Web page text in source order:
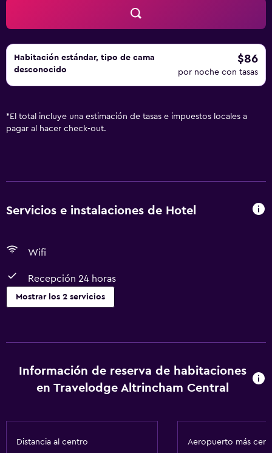
Habitación estándar, tipo de cama
desconocido
$86
por noche con tasas
* El total incluye una estimación de tasas e impuestos locales a
pagar al hacer check-out.
Servicios e instalaciones de Hotel
Wifi
Recepción 24 horas
Mostrar los 2 servicios
Recepción 24 horas
Información de reserva de habitaciones
en Travelodge Altrincham Central
Distancia al centro Aeropuerto más